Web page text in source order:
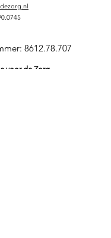
8612.78.707
voor de Zorg